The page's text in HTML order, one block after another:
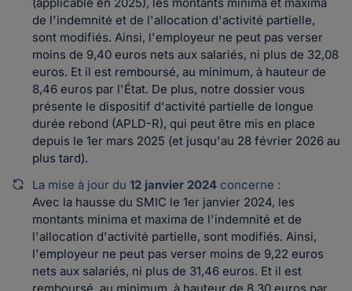
de l'indemnité et de l'allocation d'activité partielle,
sont modifiés. Ainsi, l'employeur ne peut pas verser
moins de 9,40 euros nets aux salariés, ni plus de 32,08
euros. Et il est remboursé, au minimum, à hauteur de
8,46 euros par l'État. De plus, notre dossier vous
présente le dispositif d'activité partielle de longue
durée rebond (APLD-R), qui peut être mis en place
depuis le 1er mars 2025 (et jusqu'au 28 février 2026 au
plus tard).
La mise à jour du 12 janvier 2024 concerne :
Avec la hausse du SMIC le 1er janvier 2024, les
montants minima et maxima de l'indemnité et de
l'allocation d'activité partielle, sont modifiés. Ainsi,
l'employeur ne peut pas verser moins de 9,22 euros
nets aux salariés, ni plus de 31,46 euros. Et il est